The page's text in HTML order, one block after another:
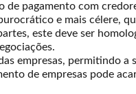
pagamento com
e mais célere,
este deve ser
empresas, permitindo a
de empresas pode